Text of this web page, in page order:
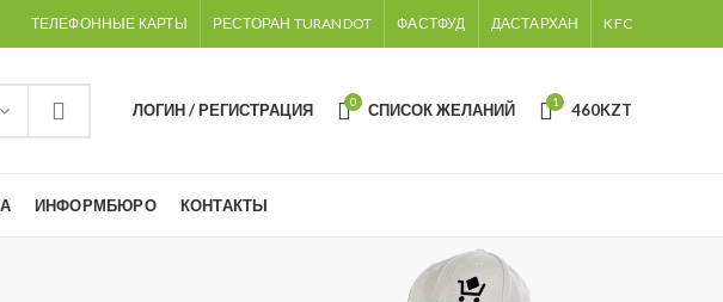
ТЕЛЕФОННЫЕ КАРТЫ РЕСТОРАН TURANDOT ФАСТФУД ДАСТАРХАН KFC
ЛОГИН / РЕГИСТРАЦИЯ 0 СПИСОК ЖЕЛАНИЙ 1 460KZT
ИНФОРМБЮРО КОНТАКТЫ